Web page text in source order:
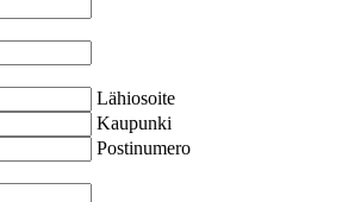
Lähiosoite
Kaupunki
Postinumero